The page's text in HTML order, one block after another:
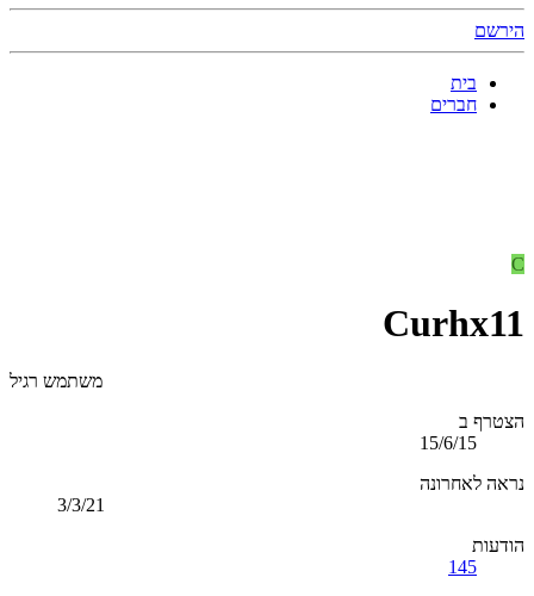
הירשם
בית
חברים
C
Curhx11
משתמש רגיל
הצטרף ב
15/6/15
נראה לאחרונה
3/3/21
הודעות
145